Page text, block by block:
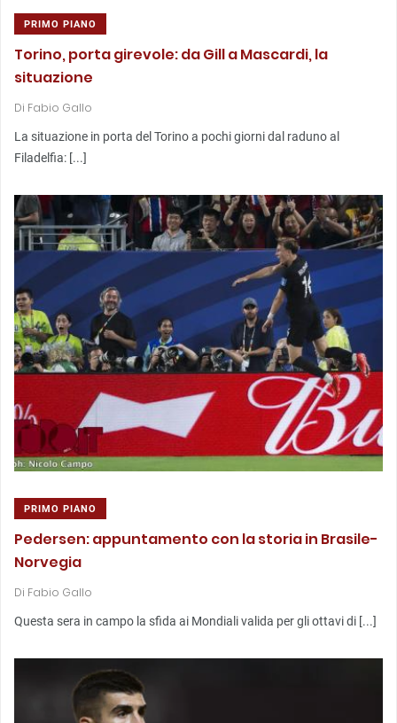
PRIMO PIANO
Torino, porta girevole: da Gill a Mascardi, la
situazione
Di Fabio Gallo
La situazione in porta del Torino a pochi giorni dal raduno al
Filadelfia: [...]
PRIMO PIANO
Pedersen: appuntamento con la storia in Brasile-
Norvegia
Di Fabio Gallo
Questa sera in campo la sfida ai Mondiali valida per gli ottavi di [...]